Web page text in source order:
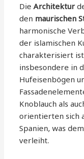
DieArchitektur
den maurischen
harmonische
der islamischen
charakterisiert
insbesondere in
Hufeisenbögen
Knoblauch als
orientierten sich
Spanien, was
verleiht.